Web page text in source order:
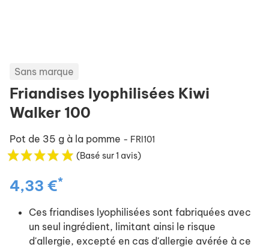
Sans marque
Friandises lyophilisées Kiwi
Walker 100
Pot de 35 g à la pomme - FRI101
(Basé sur 1 avis)
4,33 €*
Ces friandises lyophilisées sont fabriquées avec
un seul ingrédient, limitant ainsi le risque
d'allergie, excepté en cas d'allergie avérée à ce